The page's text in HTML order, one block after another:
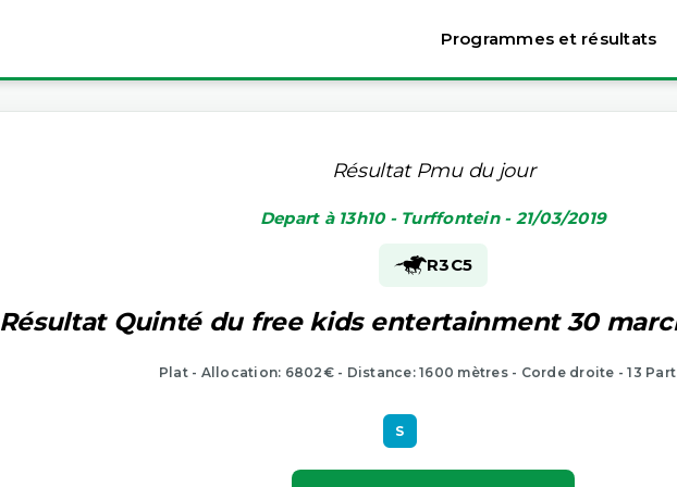
Programmes et résultats
Résultat Pmu du jour
Depart à 13h10 - Turffontein - 21/03/2019
R3C5
Résultat Quinté du free kids entertainment 30
Plat - Allocation: 6802€ - Distance: 1600 mètres - Corde droite - 13
S